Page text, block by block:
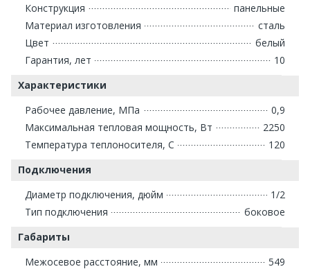
Конструкция
панельные
Материал изготовления
сталь
Цвет
белый
Гарантия, лет
10
Характеристики
Рабочее давление, МПа
0,9
Максимальная тепловая мощность, Вт
2250
Температура теплоносителя, С
120
Подключения
Диаметр подключения, дюйм
1/2
Тип подключения
боковое
Габариты
Межосевое расстояние, мм
549